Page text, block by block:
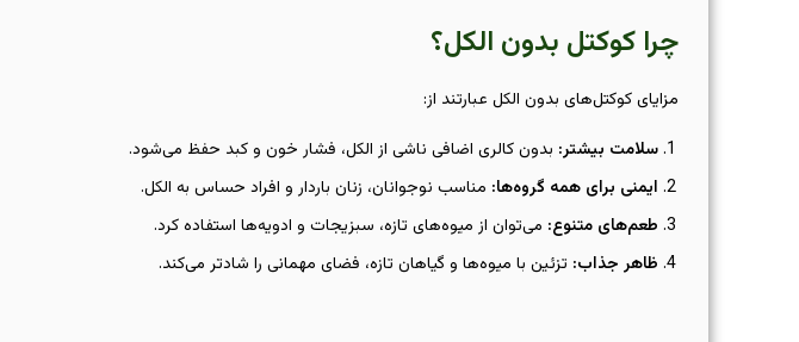
چرا کوکتل بدون الکل؟
مزایای کوکتل‌های بدون الکل عبارتند از:
سلامت بیشتر: بدون کالری اضافی ناشی از الکل، فشار خون و کبد حفظ می‌شود.
ایمنی برای همه گروه‌ها: مناسب نوجوانان، زنان باردار و افراد حساس به الکل.
طعم‌های متنوع: می‌توان از میوه‌های تازه، سبزیجات و ادویه‌ها استفاده کرد.
ظاهر جذاب: تزئین با میوه‌ها و گیاهان تازه، فضای مهمانی را شادتر می‌کند.